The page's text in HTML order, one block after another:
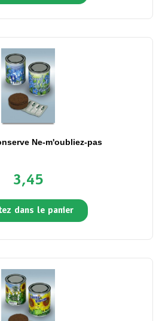
Ne-m'oubliez-pas
3,45
dans le panier